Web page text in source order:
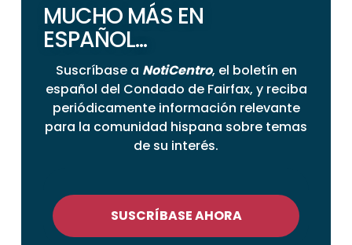
MUCHO MÁS EN
ESPAÑOL...
Suscríbase a NotiCentro, el boletín en
español del Condado de Fairfax, y reciba
periódicamente información relevante
para la comunidad hispana sobre temas
de su interés.
SUSCRÍBASE AHORA